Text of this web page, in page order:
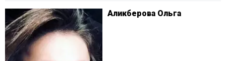
Аликберова Ольга